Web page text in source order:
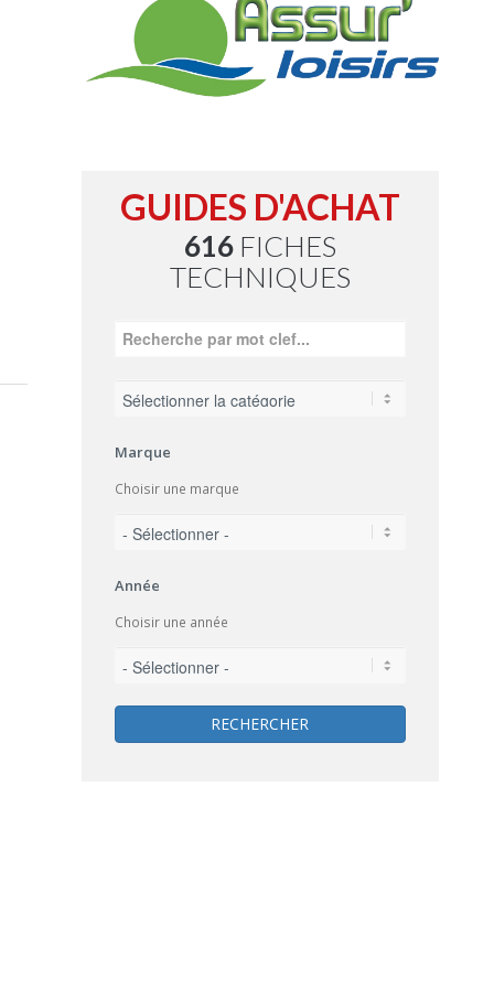
GUIDES D'ACHAT
616FICHES
TECHNIQUES
Marque
Choisir une marque
Année
Choisir une année
RECHERCHER